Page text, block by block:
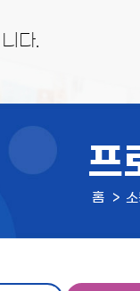
다.
프
홈